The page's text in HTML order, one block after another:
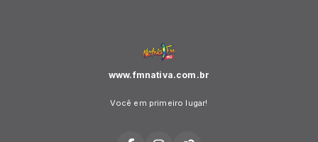
www.fmnativa.com.br
Você em primeiro lugar!